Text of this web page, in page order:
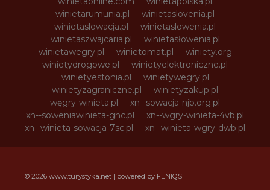
winietarumunia.pl
winietaslovenia.pl
winietaslowacja.pl
winietaslowenia.pl
winietaszwajcaria.pl
winietasłowenia.pl
winietawegry.pl
winietomat.pl
winiety.org
winietydrogowe.pl
winietyelektroniczne.pl
winietyestonia.pl
winietywegry.pl
winietyzagraniczne.pl
winietyzakup.pl
węgry-winieta.pl
xn--sowacja-njb.org.pl
xn--soweniawinieta-gnc.pl
xn--wgry-winieta-4vb.pl
xn--winieta-sowacja-7sc.pl
xn--winieta-wgry-dwb.pl
© 2026 www.turystyka.net | powered by FENIQS